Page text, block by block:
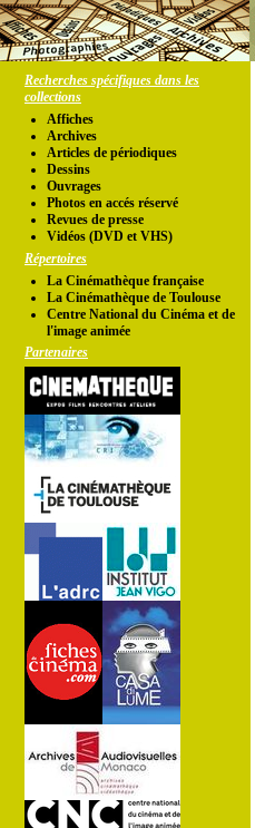
Recherches spécifiques dans les
collections
Affiches
Archives
Articles de périodiques
Dessins
Ouvrages
Photos en accés réservé
Revues de presse
Vidéos (DVD et VHS)
Répertoires
La Cinémathèque française
La Cinémathèque de Toulouse
Centre National du Cinéma et de
l'image animée
Partenaires